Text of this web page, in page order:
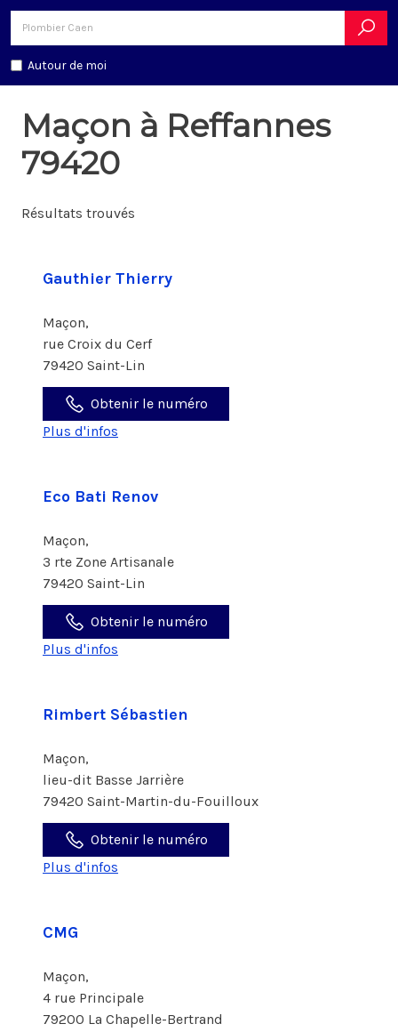
Autour de moi
Maçon à Reffannes
79420
Résultats trouvés
Gauthier Thierry
Maçon,
rue Croix du Cerf
79420 Saint-Lin
Obtenir le numéro
Plus d'infos
Eco Bati Renov
Maçon,
3 rte Zone Artisanale
79420 Saint-Lin
Obtenir le numéro
Plus d'infos
Rimbert Sébastien
Maçon,
lieu-dit Basse Jarrière
79420 Saint-Martin-du-Fouilloux
Obtenir le numéro
Plus d'infos
CMG
Maçon,
4 rue Principale
79200 La Chapelle-Bertrand